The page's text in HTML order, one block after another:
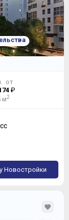
от
₽
м2
Новостройки